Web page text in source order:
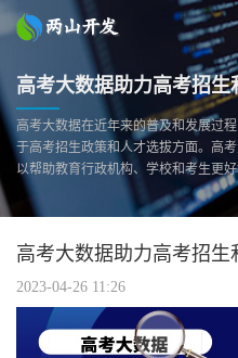
高考大数据助力高考招生
高考大数据在近年来的普及和发展过
于高考招生政策和人才选拔方面。高考
以帮助教育行政机构、学校和考生更
高考大数据助力高考招生
2023-04-26 11:26